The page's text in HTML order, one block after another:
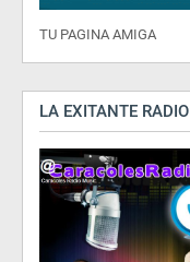
TU PAGINA AMIGA
LA EXITANTE RADIO